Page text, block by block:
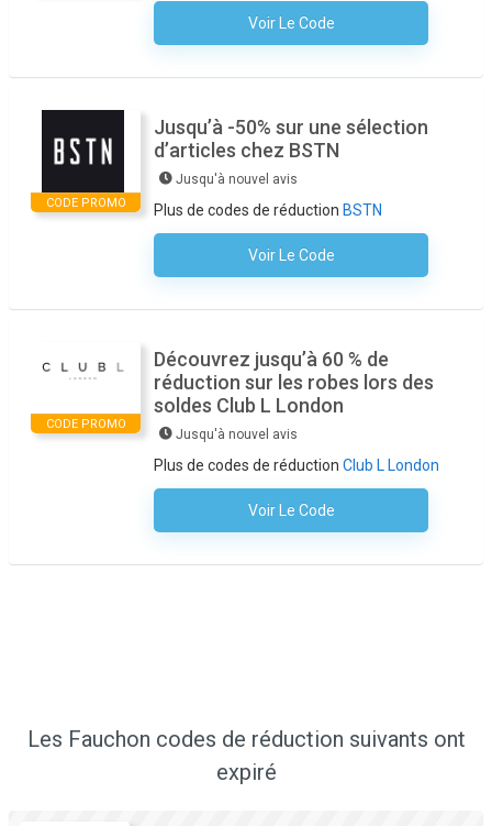
Voir Le Code
Aucun Code N'est Nécessaire
CODE PROMO
Jusqu’à -50% sur une sélection
d’articles chez BSTN
Jusqu'à nouvel avis
Plus de codes de réduction BSTN
Voir Le Code
Aucun Code N'est Nécessaire
CODE PROMO
Découvrez jusqu’à 60 % de
réduction sur les robes lors des
soldes Club L London
Jusqu'à nouvel avis
Plus de codes de réduction Club L London
Voir Le Code
Aucun Code N'est Nécessaire
Les Fauchon codes de réduction suivants ont
expiré